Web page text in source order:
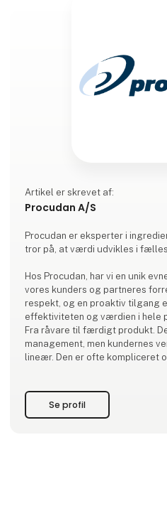
Artikel er skrevet af:
Procudan A/S
Procudan er eksperter i
tror på, at værdi udvikles i
Hos Procudan, har vi en unik
vores kunders og partneres
respekt, og en proaktiv tilgang
effektiviteten og værdien i hele
Fra råvare til færdigt produkt.
management, men kundernes
lineær. Den er ofte kompliceret
Vores tilgan
Se profil